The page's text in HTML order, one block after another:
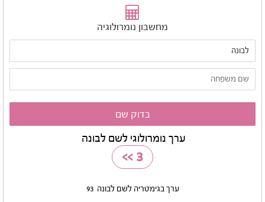
מחשבון נומרולוגיה
ערך נומרולוגי לשם לבונה
3
>>
ערך בגימטריה לשם לבונה 93